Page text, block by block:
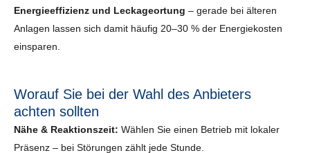
Energieeffizienz und Leckageortung – gerade bei älteren
Anlagen lassen sich damit häufig 20–30 % der Energiekosten
einsparen.
Worauf Sie bei der Wahl des Anbieters
achten sollten
Nähe & Reaktionszeit: Wählen Sie einen Betrieb mit lokaler
Präsenz – bei Störungen zählt jede Stunde.